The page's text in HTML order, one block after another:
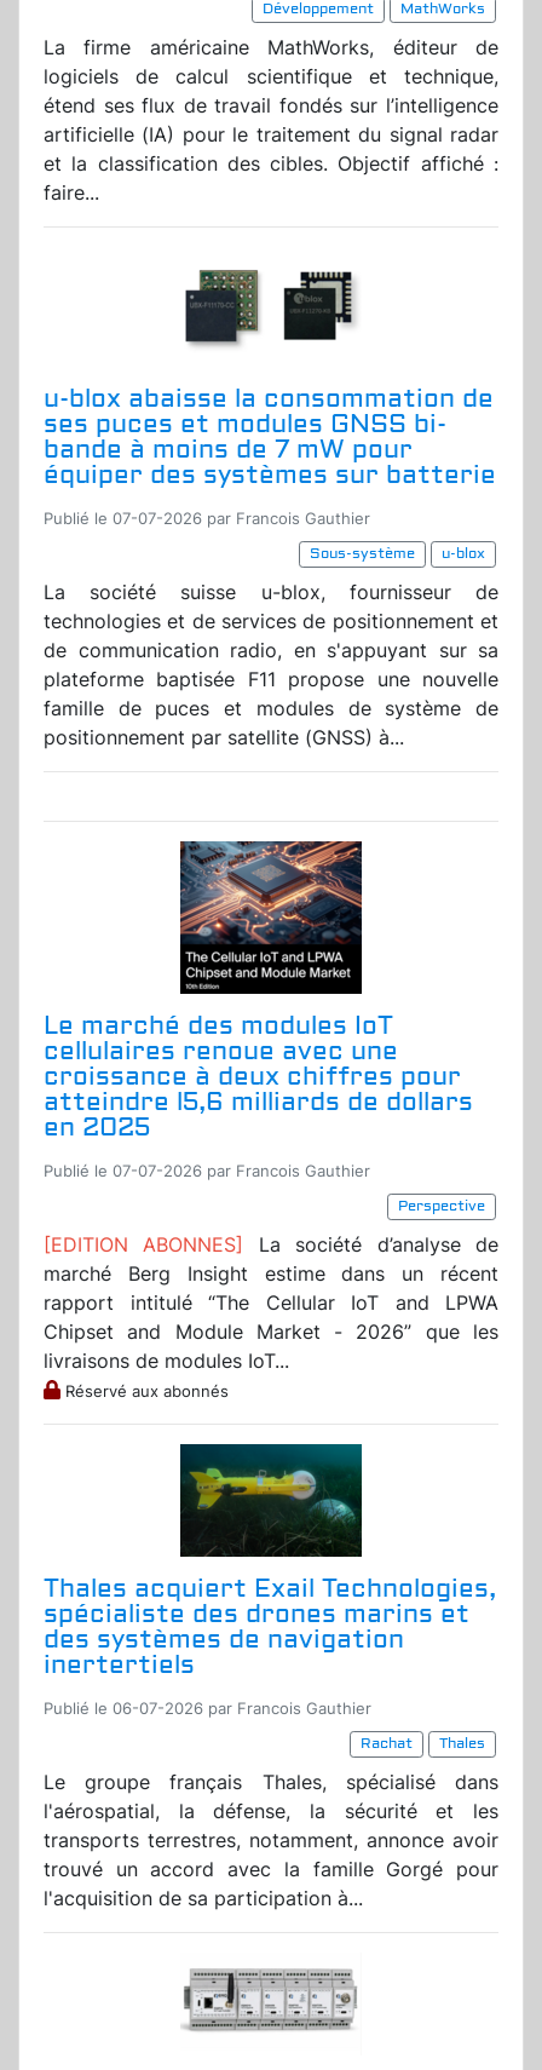
Développement MathWorks
La firme américaine MathWorks, éditeur de
logiciels de calcul scientifique et technique,
étend ses flux de travail fondés sur l’intelligence
artificielle (IA) pour le traitement du signal radar
et la classification des cibles. Objectif affiché :
faire...
u-blox abaisse la consommation de
ses puces et modules GNSS bi-
bande à moins de 7 mW pour
équiper des systèmes sur batterie
Publié le 07-07-2026 par Francois Gauthier
Sous-système
u-blox
La société suisse u-blox, fournisseur de
technologies et de services de positionnement et
de communication radio, en s'appuyant sur sa
plateforme baptisée F11 propose une nouvelle
famille de puces et modules de système de
positionnement par satellite (GNSS) à...
Le marché des modules IoT
cellulaires renoue avec une
croissance à deux chiffres pour
atteindre l5,6 milliards de dollars
en 2025
Publié le 07-07-2026 par Francois Gauthier
Perspective
[EDITION ABONNES] La société d’analyse de
marché Berg Insight estime dans un récent
rapport intitulé “The Cellular IoT and LPWA
Chipset and Module Market - 2026” que les
livraisons de modules IoT...
Réservé aux abonnés
Thales acquiert Exail Technologies,
spécialiste des drones marins et
des systèmes de navigation
inertertiels
Publié le 06-07-2026 par Francois Gauthier
Rachat
Thales
Le groupe français Thales, spécialisé dans
l'aérospatial, la défense, la sécurité et les
transports terrestres, notamment, annonce avoir
trouvé un accord avec la famille Gorgé pour
l'acquisition de sa participation à...